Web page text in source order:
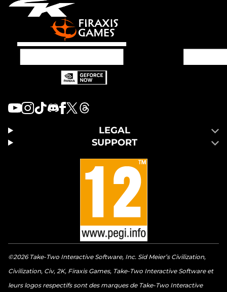
LEGAL
SUPPORT
©2026 Take-Two Interactive Software, Inc. Sid Meier’s Civilization,
Civilization, Civ, 2K, Firaxis Games, Take-Two Interactive Software et
leurs logos respectifs sont des marques de Take-Two Interactive